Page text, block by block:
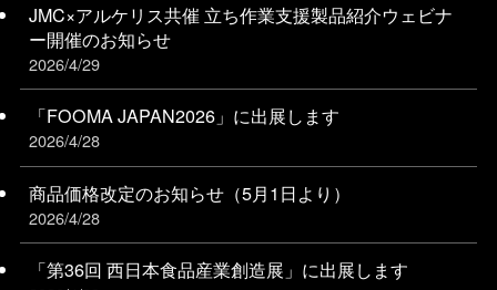
JMC×アルケリス共催 立ち作業支援製品紹介ウェビナ
ー開催のお知らせ
2026/4/29
「FOOMA JAPAN2026」に出展します
2026/4/28
商品価格改定のお知らせ（5月1日より）
2026/4/28
「第36回 西日本食品産業創造展」に出展します